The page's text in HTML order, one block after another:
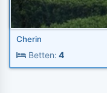
Cherin
Betten: 4